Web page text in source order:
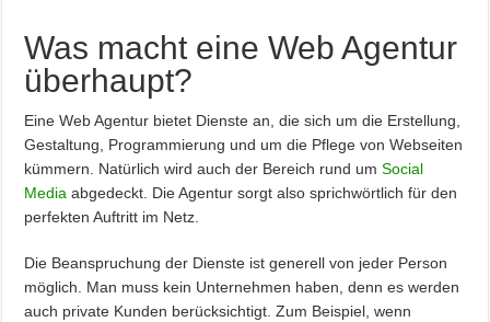
Was macht eine Web Agentur
überhaupt?
Eine Web Agentur bietet Dienste an, die sich um die Erstellung,
Gestaltung, Programmierung und um die Pflege von Webseiten
kümmern. Natürlich wird auch der Bereich rund umSocial
Media abgedeckt. Die Agentur sorgt also sprichwörtlich für den
perfekten Auftritt im Netz.
Die Beanspruchung der Dienste ist generell von jeder Person
möglich. Man muss kein Unternehmen haben, denn es werden
auch private Kunden berücksichtigt. Zum Beispiel, wenn